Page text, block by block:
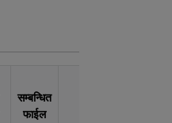
सम्बन्धित
फाईल